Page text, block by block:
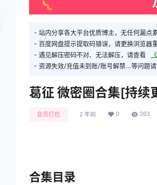
- 站内分享各大平台优质博主，无任何漏点
- 百度网盘提示提取码错误，请更换浏览器
- 遇见解压密码不对、无法解压，请查看
- 资源失效/充值未到账/账号解禁...等问题请
葛征 微密圈合集[持
会员打包 2 年前 0 263
合集目录